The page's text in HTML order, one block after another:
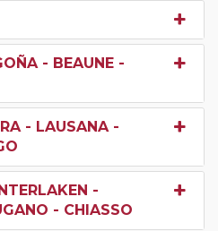
- BEAUNE -
- LAUSANA -
-
- CHIASSO